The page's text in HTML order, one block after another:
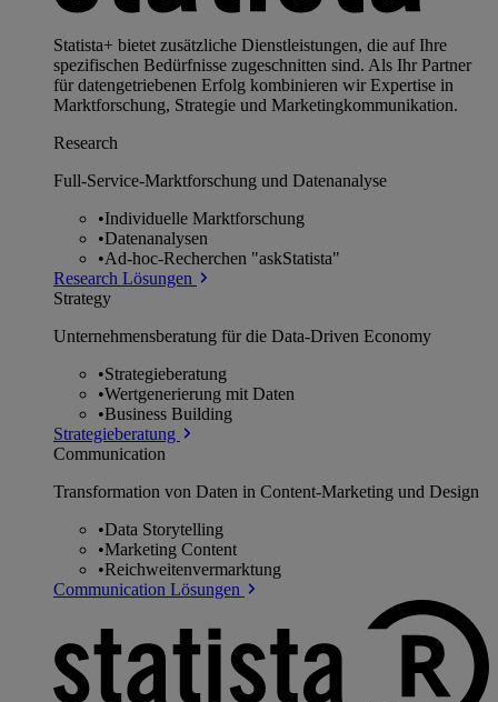
Statista+ bietet zusätzliche Dienstleistungen, die auf Ihre
spezifischen Bedürfnisse zugeschnitten sind. Als Ihr Partner
für datengetriebenen Erfolg kombinieren wir Expertise in
Marktforschung, Strategie und Marketingkommunikation.
Research
Full-Service-Marktforschung und Datenanalyse
•Individuelle Marktforschung
•Datenanalysen
•Ad-hoc-Recherchen "askStatista"
Research Lösungen
Strategy
Unternehmens­beratung für die Data-Driven Economy
•Strategieberatung
•Wertgenerierung mit Daten
•Business Building
Strategieberatung
Communication
Transformation von Daten in Content-Marketing und Design
•Data Storytelling
•Marketing Content
•Reichweitenvermarktung
Communication Lösungen